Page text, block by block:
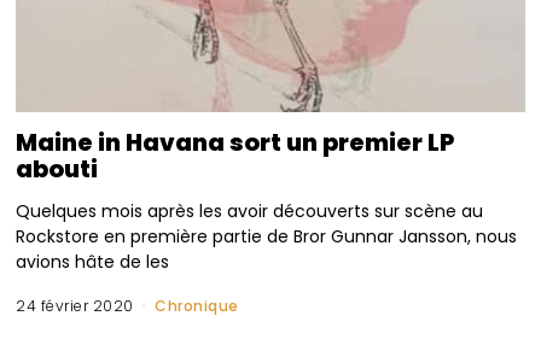
Maine in Havana sort un premier LP
abouti
Quelques mois après les avoir découverts sur scène au
Rockstore en première partie de Bror Gunnar Jansson, nous
avions hâte de les
24 février 2020 Chronique